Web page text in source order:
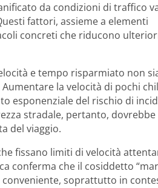
da condizioni di traffico
fattori, assieme a elementi
concreti che riducono
e tempo risparmiato non
la velocità di pochi
esponenziale del rischio di
stradale, pertanto,
del viaggio.
fissano limiti di velocità
conferma che il cosiddetto
soprattutto in